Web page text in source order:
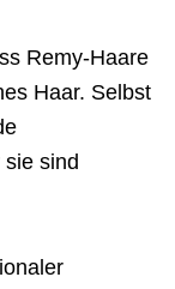
Remy-Haare
Haar. Selbst
sind